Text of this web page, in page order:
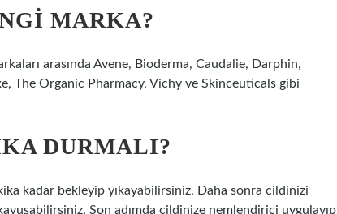
MARKA?
arasında Avene, Bioderma, Caudalie, Darphin,
The Organic Pharmacy, Vichy ve Skinceuticals gibi
DURMALI?
kadar bekleyip yıkayabilirsiniz. Daha sonra cildinizi
Son adımda cildinize nemlendirici uygulayıp